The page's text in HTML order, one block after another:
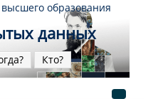
образования
данных
Кто?